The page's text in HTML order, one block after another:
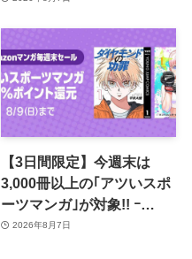
【3日間限定】今週末は
3,000冊以上の｢アツいスポ
ーツマンガ｣が対象!! ｰ
｢Amazonマンガ毎週末セ
2026年8月7日